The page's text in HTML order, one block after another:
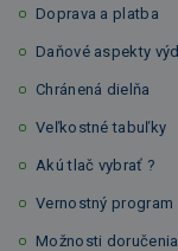
Doprava a platba
Daňové aspekty
Chránená dielňa
Veľkostné tabuľky
Akú tlač vybrať ?
Vernostný program
Možnosti doručenia